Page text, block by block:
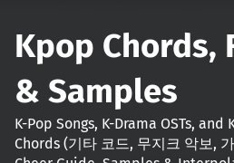
Kpop Chords,
& Samples
K-Pop Songs, K-Drama OSTs,
Chords (기타 코드, 무지크 악보,